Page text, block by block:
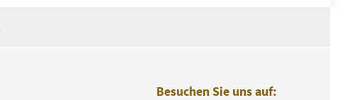
Besuchen Sie uns auf: